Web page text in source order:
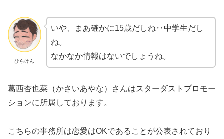
ひらけん
いや、まあ確かに15歳だしね‥中学生だし
ね。
なかなか情報はないでしょうね。
葛西杏也菜（かさいあやな）さんはスターダストプロモー
ションに所属しております。
こちらの事務所は恋愛はOKであることが公表されており